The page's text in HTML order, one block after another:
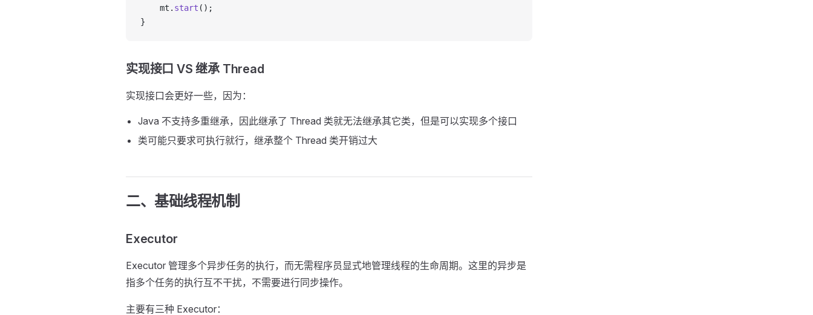
    mt.
start ();
}
实现接口 VS 继承 Thread
实现接口会更好一些，因为：
Java 不支持多重继承，因此继承了 Thread 类就无法继承其它类，但是可以实现多个接口
类可能只要求可执行就行，继承整个 Thread 类开销过大
二、基础线程机制
Executor
Executor 管理多个异步任务的执行，而无需程序员显式地管理线程的生命周期。这里的异步是
指多个任务的执行互不干扰，不需要进行同步操作。
主要有三种 Executor：